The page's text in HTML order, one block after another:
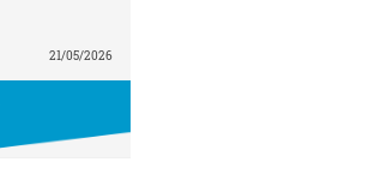
21/05/2026